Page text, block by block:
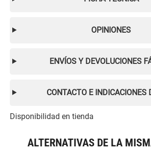
OPINIONES
ENVÍOS Y DEVOLUCIONES
CONTACTO E INDICACIONES
Disponibilidad en tienda
ALTERNATIVAS DE LA